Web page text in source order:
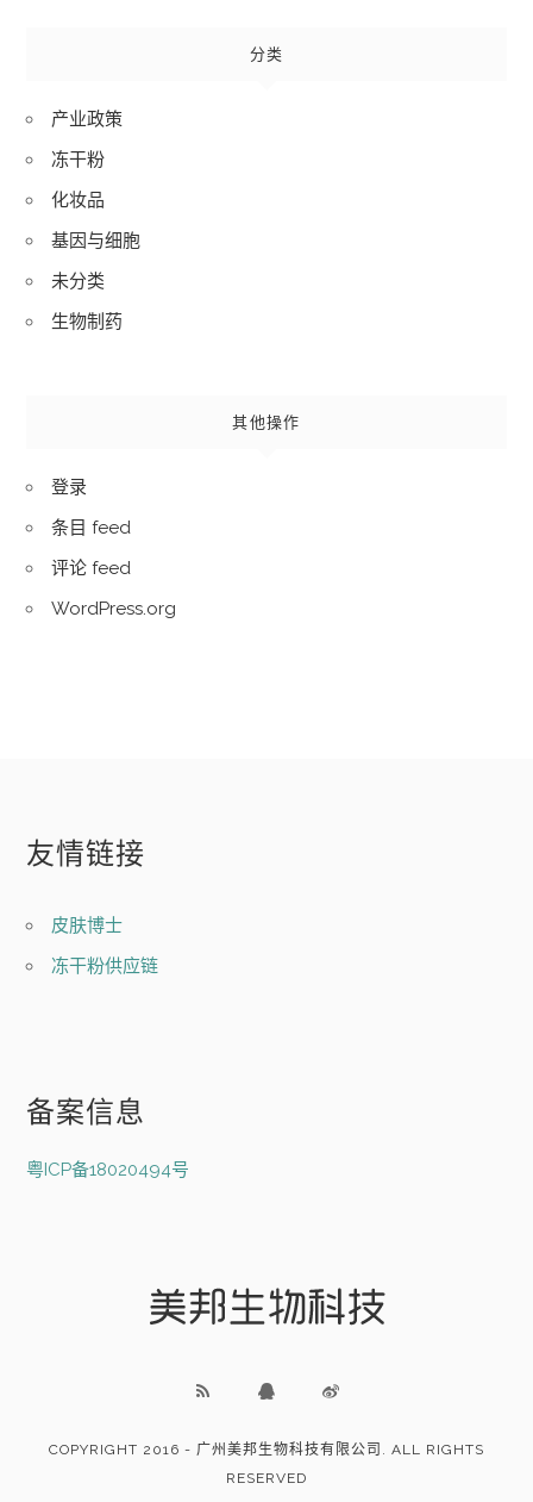
分类
产业政策
冻干粉
化妆品
基因与细胞
未分类
生物制药
其他操作
登录
条目 feed
评论 feed
WordPress.org
友情链接
皮肤博士
冻干粉供应链
备案信息
粤ICP备18020494号
COPYRIGHT 2016 - 广州美邦生物科技有限公司. ALL RIGHTS
RESERVED